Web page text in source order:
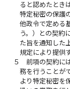
ると認めたとき
特定秘密の保護
他政令で定める
う。）との契約
た旨を通知した
規定により提供
５
前項の契約に
務を行うことが
より特定秘密を